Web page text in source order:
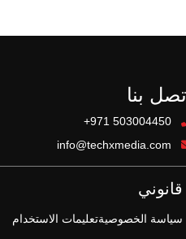
اتصل بنا
+971 503004450
info@techxmedia.com
قانوني
سياسة الخصوصيةتعليمات الاستخدام